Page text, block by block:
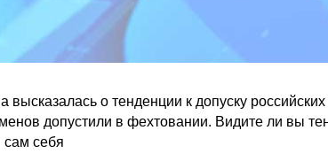
о тенденции к допуску российских
допустили в фехтовании. Видите ли вы
сам себя